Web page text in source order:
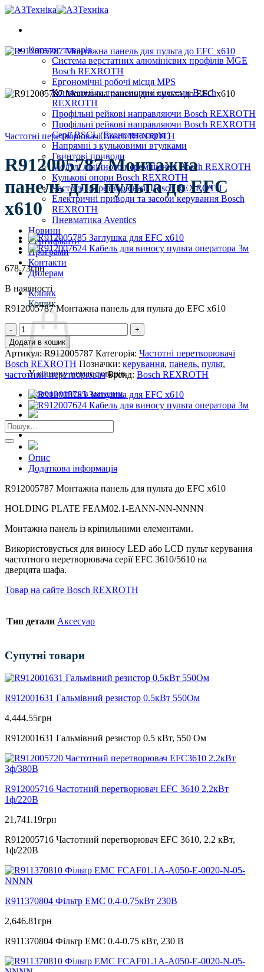
Skip
content
Каталог товарів
Система верстатних алюмінієвих профілів MGE
Bosch REXROTH
Ергономічні робочі місця MPS
Конвеєрні та транспортні системи Bosch
REXROTH
Профільні рейкові направляючи Bosch REXROTH
Профільні рейкові направляючи Bosch REXROTH
Серії BSCL (Економна серія )
Напрямні з кульковими втулками
Гвинтові приводи
Модулі лінійного переміщення Bosch REXROTH
Кулькові опори Bosch REXROTH
Частотні перетворювачі Bosch REXROTH
Електричні приводи та засоби керування Bosch
REXROTH
Пневматика Aventics
Новини
Сертифікати
Програми
Контакти
Дилерам
Кошик
Кошик
У кошику немає товарів.
Повернутись в магазин
Частотні перетворювачі Bosch REXROTH
R912005787 Монтажна
панель для пульта до EFC
x610
678.73грн
В наявності
R912005787 Монтажна панель для пульта до EFC x610
R912005787
Монтажна
панель
для
пульта
до
EFC
x610
кількість
Додати в кошик
Артикул:R912005787 Категорія: Частотні перетворювачі
Bosch REXROTH Позначки: керування, панель, пульт,
частотний перетворювач Бренд: Bosch REXROTH
Шукати:
Опис
Додаткова інформація
R912005787 Монтажна панель для пульта до EFC x610
HOLDING PLATE FEAM02.1-EANN-NN-NNNN
Монтажна панель із кріпильними елементами.
Використовується для виносу LED або LCD пульт керування
частотного перетворювача серії EFC 3610/5610 на
дверцята шафа.
Товар на сайте Bosch REXROTH
Тип детали Аксесуар
Супутні товари
R912001631 Гальмівний резистор 0.5кВт 550Ом
4,444.55грн
R912001631 Гальмівний резистор 0.5 кВт, 550 Ом
R912005716 Частотний перетворювач EFC 3610 2.2кВт
1ф/220В
21,741.19грн
R912005716 Частотний перетворювач EFC 3610, 2.2 кВт,
1ф/220В
R911370804 Фільтр ЕМС 0.4-0.75кВт 230В
2,646.81грн
R911370804 Фільтр ЕМС 0.4-0.75 кВт, 230 В